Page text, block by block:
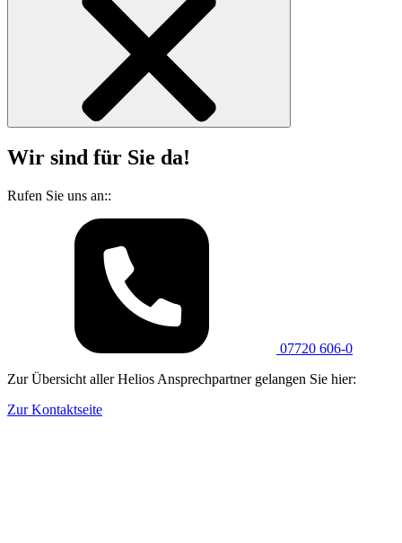
Wir sind für Sie da!
Rufen Sie uns an::
07720 606-0
Zur Übersicht aller Helios Ansprechpartner gelangen Sie hier:
Zur Kontaktseite